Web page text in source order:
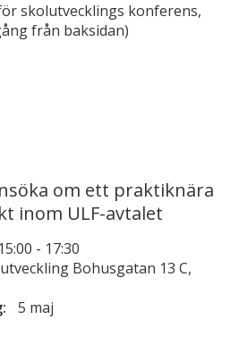
skolutvecklings konferens,
från baksidan)
om ett praktiknära
inom ULF-avtalet
- 17:30
Bohusgatan 13 C,
5 maj